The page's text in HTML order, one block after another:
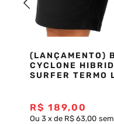
(LANÇAMENTO)
CYCLONE
SURFER TERMO
R$ 189,00
Ou 3 xde R$ 63,00